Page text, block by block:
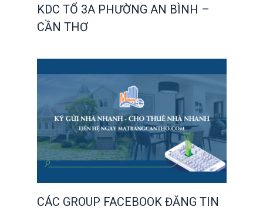
KDC TỔ 3A PHƯỜNG AN BÌNH –
CẦN THƠ
CÁC GROUP FACEBOOK ĐĂNG TIN